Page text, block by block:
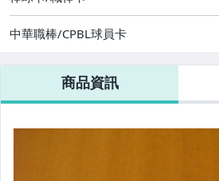
中華職棒/CPBL球員卡
商品資訊